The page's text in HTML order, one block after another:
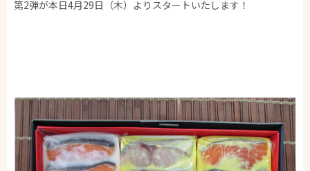
第2弾が本日4月29日（木）よりスタートいたします！